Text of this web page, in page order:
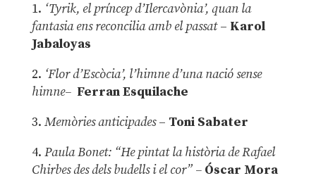
1. ‘Tyrik, el príncep d’Ilercavònia’, quan la
fantasia ens reconcilia amb el passat– Karol
Jabaloyas
2. ‘Flor d’Escòcia’, l’himne d’una nació sense
himne– Ferran Esquilache
3. Memòries anticipades– Toni Sabater
4. Paula Bonet: “He pintat la història de Rafael
Chirbes des dels budells i el cor” –Óscar Mora